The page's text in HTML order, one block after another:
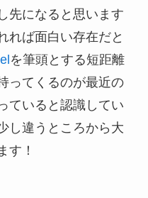
先になると思います
れば面白い存在だと
を筆頭とする短距離
ってくるのが最近の
ていると認識してい
し違うところから大
す！